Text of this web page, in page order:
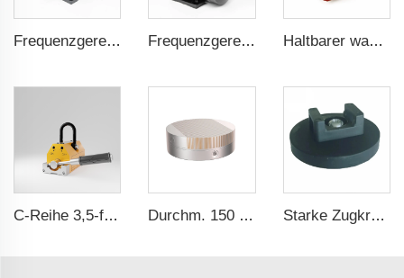
Frequenzgeregelter PMSM 5,5kW-132kW Frequenzgeregelter PMSM 5,5kW-110kW Haltbarer wasserdichter Gummibeschichteter Magnet
C-Reihe 3,5-fache Sicherheitsausstattung CE-Zertifizierung ma Durchm. 150 mm Permanentmagnet-Saugteller für Schleifmaschine Starke Zugkraft Gummibeschichteter Magnet Magnetischer Kabelorganisator Halter